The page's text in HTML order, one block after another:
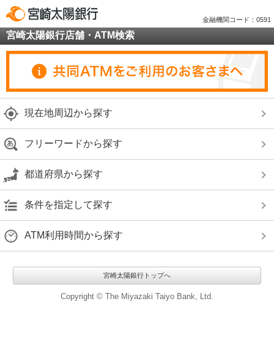
金融機関コード：0591
宮崎太陽銀行店舗・ATM検索
現在地周辺から探す
フリーワードから探す
都道府県から探す
条件を指定して探す
ATM利用時間から探す
宮崎太陽銀行トップへ
Copyright © The Miyazaki Taiyo Bank, Ltd.